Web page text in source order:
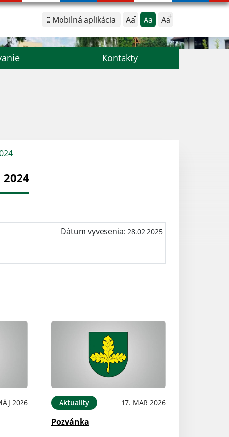
Mobilná aplikácia Aa Aa Aa
Kontakty
Dátum vyvesenia: 28.02.2025
2026 Aktuality 17. MAR 2026
Pozvánka